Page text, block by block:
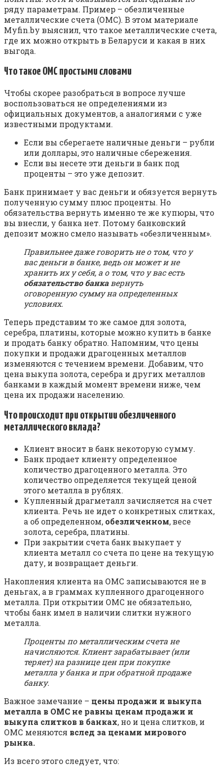
ряду параметрам. Пример – обезличенные
металлические счета (ОМС). В этом материале
Myfin.by выяснил, что такое металлические счета,
где их можно открыть в Беларуси и какая в них
выгода.
Что такое ОМС простыми словами
Чтобы скорее разобраться в вопросе лучше
воспользоваться не определениями из
официальных документов, а аналогиями с уже
известными продуктами.
Если вы сберегаете наличные деньги – рубли
или доллары, это наличные сбережения.
Если вы несете эти деньги в банк под
проценты – это уже депозит.
Банк принимает у вас деньги и обязуется вернуть
полученную сумму плюс проценты. Но
обязательства вернуть именно те же купюры, что
вы внесли, у банка нет. Потому банковский
депозит можно смело называть «обезличенным».
Правильнее даже говорить не о том, что у
вас деньги в банке, ведь он может и не
хранить их у себя, а о том, что у вас есть
обязательство банкавернуть
оговоренную сумму на определенных
условиях.
Теперь представим то же самое для золота,
серебра, платины, которые можно купить в банке
и продать банку обратно. Напомним, что цены
покупки и продажи драгоценных металлов
изменяются с течением времени. Добавим, что
цена выкупа золота, серебра и других металлов
банками в каждый момент времени ниже, чем
цена их продажи населению.
Что происходит при открытии обезличенного
металлического вклада?
Клиент вносит в банк некоторую сумму.
Банк продает клиенту определенное
количество драгоценного металла. Это
количество определяется текущей ценой
этого металла в рублях.
Купленный драгметалл зачисляется на счет
клиента. Речь не идет о конкретных слитках,
а об определенном, обезличенном, весе
золота, серебра, платины.
При закрытии счета банк выкупает у
клиента металл со счета по цене на текущую
дату, и возвращает деньги.
Накопления клиента на ОМС записываются не в
деньгах, а в граммах купленного драгоценного
металла. При открытии ОМС не обязательно,
чтобы банк имел в наличии слитки нужного
металла.
Проценты по металлическим счета не
начисляются. Клиент зарабатывает (или
теряет) на разнице цен при покупке
металла у банка и при обратной продаже
банку.
Важное замечание – цены продажи и выкупа
металла в ОМС не равны ценам продажи и
выкупа слитков в банках, но и цена слитков, и
ОМС меняются вслед за ценами мирового
рынка.
Из всего этого следует, что: